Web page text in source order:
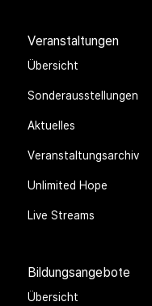
Veranstaltungen
Übersicht
Sonderausstellungen
Aktuelles
Veranstaltungsarchiv
Unlimited Hope
Live Streams
Bildungsangebote
Übersicht